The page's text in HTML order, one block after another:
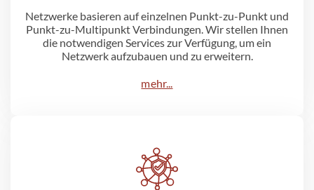
Netzwerke basieren auf einzelnen Punkt-zu-Punkt und
Punkt-zu-Multipunkt Verbindungen. Wir stellen Ihnen
die notwendigen Services zur Verfügung, um ein
Netzwerk aufzubauen und zu erweitern.
mehr...